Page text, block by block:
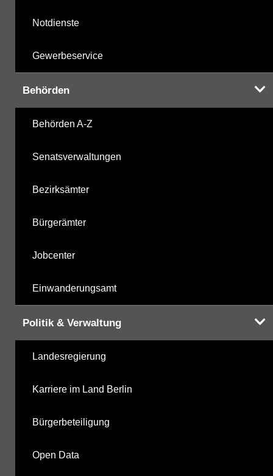
Notdienste
Gewerbeservice
Behörden
Behörden A-Z
Senatsverwaltungen
Bezirksämter
Bürgerämter
Jobcenter
Einwanderungsamt
Politik & Verwaltung
Landesregierung
Karriere im Land Berlin
Bürgerbeteiligung
Open Data